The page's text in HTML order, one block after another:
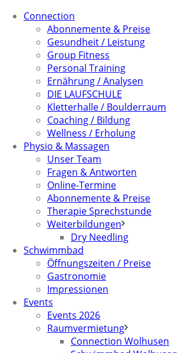
Connection
Abonnemente & Preise
Gesundheit / Leistung
Group Fitness
Personal Training
Ernährung / Analysen
DIE LAUFSCHULE
Kletterhalle / Boulderraum
Coaching / Bildung
Wellness / Erholung
Physio & Massagen
Unser Team
Fragen & Antworten
Online-Termine
Abonnemente & Preise
Therapie Sprechstunde
Weiterbildungen
Dry Needling
Schwimmbad
Öffnungszeiten / Preise
Gastronomie
Impressionen
Events
Events 2026
Raumvermietung
Connection Wolhusen